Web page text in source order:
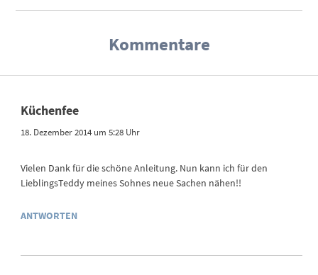
Kommentare
Küchenfee
18. Dezember 2014 um 5:28 Uhr
Vielen Dank für die schöne Anleitung. Nun kann ich für den
LieblingsTeddy meines Sohnes neue Sachen nähen!!
ANTWORTEN